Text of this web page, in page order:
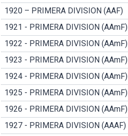
1920 – PRIMERA DIVISION (AAF)
1921 - PRIMERA DIVISION (AAmF)
1922 - PRIMERA DIVISION (AAmF)
1923 - PRIMERA DIVISION (AAmF)
1924 - PRIMERA DIVISION (AAmF)
1925 - PRIMERA DIVISION (AAmF)
1926 - PRIMERA DIVISION (AAmF)
1927 - PRIMERA DIVISION (AAAF)